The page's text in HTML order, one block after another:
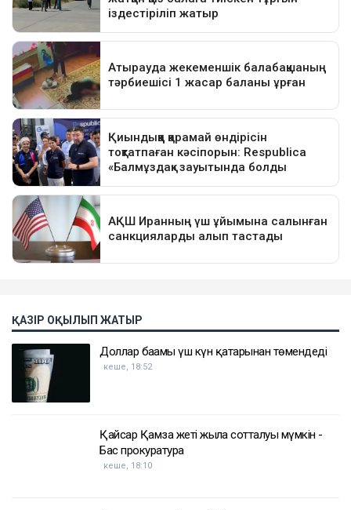
ҚАЗІР ОҚЫЛЫП ЖАТЫР
Доллар бағамы үш күн қатарынан төмендеді
кеше, 18:52
Қайсар Қамза жеті жылға сотталуы мүмкін -
Бас прокуратура
кеше, 18:10